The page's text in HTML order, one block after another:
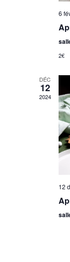
6
2€
DÉC
12
2024
12